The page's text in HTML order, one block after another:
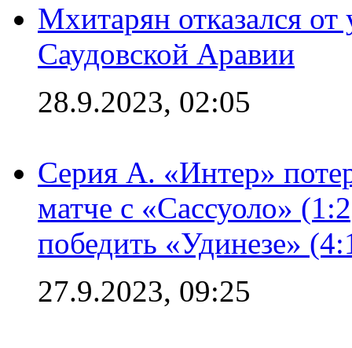
Мхитарян отказался от
Саудовской Аравии
28.9.2023, 02:05
Серия А. «Интер»
матче с «Сассуоло»
победить «Удинезе»
27.9.2023, 09:25